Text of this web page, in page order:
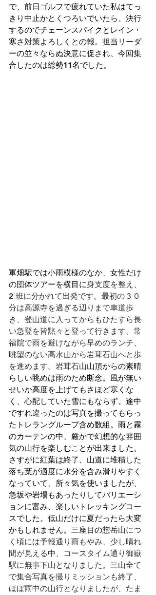
で、前日ゴルフで疲れていた私はてっ
きり中止かとくつろいでいたら、決行
するのでチェーンスパイクとレイン・
寒さ対策よろしくとの報。担当リーダ
ーの並々ならぬ決意に促され、今回集
合したのは総勢11名でした。
軍畑駅では小雨模様のなか、女性だけ
の団体ツアーを横目に身支度を整え、
2 班に分かれて出発です。最初の３０
分は高源寺を過ぎる辺りまで車道歩
き、登山道に入ってからもひたすら長
い急登を皆黙々と登って行きます。常
福院で雨を避けながら早めのランチ、
眺望のない高水山から岩茸石山へと歩
を進めます。岩茸石山山頂からの素晴
らしい眺めは雨のため断念。風が無い
せいか高度を上げてもさほど寒くな
く、心配していた雪にもならず。途中
ですれ違ったのは写真を撮ってもらっ
たトレラングループ含め数組。雨と霧
のカーテンの中、厳かで幻想的な雰囲
気の山行を楽しむことが出来ました。
さすがに紅葉は終了、山道に堆積した
落ち葉が適度に水分を含み滑りやすく
なっていて、所々気を使いましたが、
急坂や岩場もあったりしてバリエーシ
ョンに富み、楽しいトレッキングコー
スでした。低山だけに夏だったら大変
かもしれません。三座目の惣岳山につ
く頃には予報通り雨もやみ、少し晴れ
間が見える中、コースタイム通り御嶽
駅に無事下山となりました。三山全て
で集合写真を撮りミッションも終了、
ほぼ雨中の山行となりましたが、たま